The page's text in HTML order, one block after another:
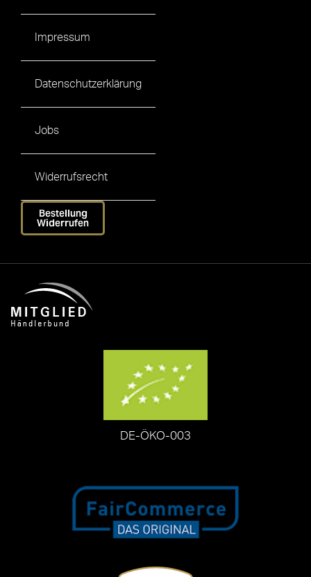
Impressum
Datenschutzerklärung
Jobs
Widerrufsrecht
Bestellung
Widerrufen
DE-ÖKO-003